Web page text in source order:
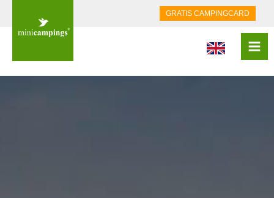
GRATIS CAMPINGCARD